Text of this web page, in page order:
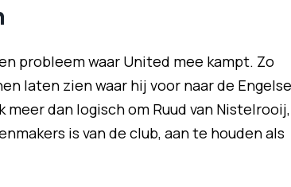
probleem waar United mee kampt. Zo
laten zien waar hij voor naar de Engelse
meer dan logisch om Ruud van Nistelrooij,
is van de club, aan te houden als